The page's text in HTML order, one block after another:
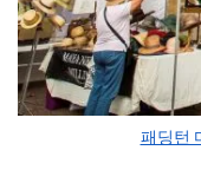
패딩턴